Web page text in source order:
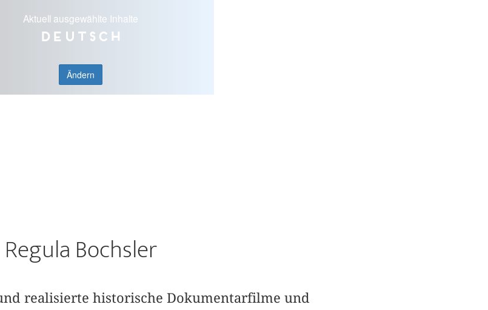
Aktuell ausgewählte Inhalte
Deutsch
Ändern
Regula Bochsler
realisierte historische Dokumentarfilme und